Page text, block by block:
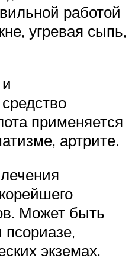
работой
угревая сыпь,
применяется
артрите.
Может быть
псориазе,
экземах.